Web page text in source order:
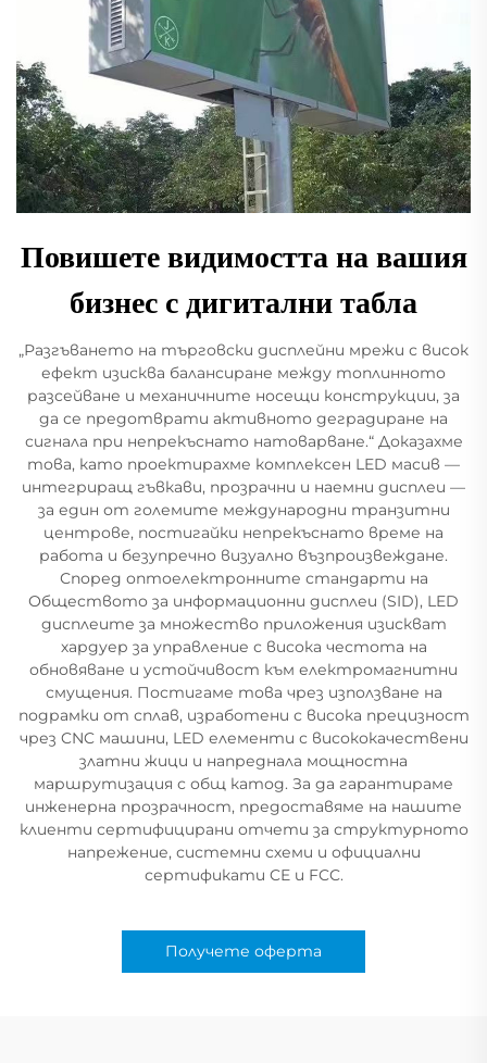
Повишете видимостта на вашия
бизнес с дигитални табла
„Разгъването на търговски дисплейни мрежи с висок
ефект изисква балансиране между топлинното
разсейване и механичните носещи конструкции, за
да се предотврати активното деградиране на
сигнала при непрекъснато натоварване.“ Доказахме
това, като проектирахме комплексен LED масив —
интегриращ гъвкави, прозрачни и наемни дисплеи —
за един от големите международни транзитни
центрове, постигайки непрекъснато време на
работа и безупречно визуално възпроизвеждане.
Според оптоелектронните стандарти на
Обществото за информационни дисплеи (SID), LED
дисплеите за множество приложения изискват
хардуер за управление с висока честота на
обновяване и устойчивост към електромагнитни
смущения. Постигаме това чрез използване на
подрамки от сплав, изработени с висока прецизност
чрез CNC машини, LED елементи с висококачествени
златни жици и напреднала мощностна
маршрутизация с общ катод. За да гарантираме
инженерна прозрачност, предоставяме на нашите
клиенти сертифицирани отчети за структурното
напрежение, системни схеми и официални
сертификати CE и FCC.
Получете оферта